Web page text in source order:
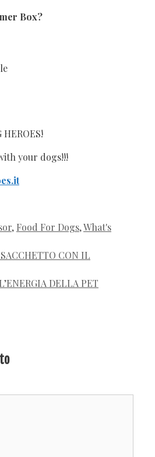
Box?
your dogs!!!
, Food For Dogs,What's
CON IL
DELLA PET